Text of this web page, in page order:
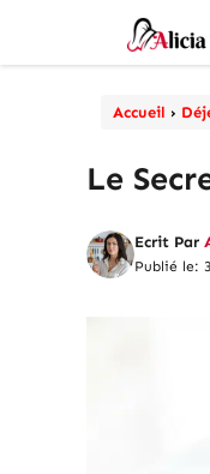
Accueil ›
Le
Ecrit Par
Publié le: